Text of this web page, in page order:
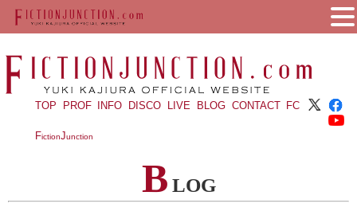
TOP PROF INFO DISCO LIVE BLOG CONTACT FC
FictionJunction
B LOG